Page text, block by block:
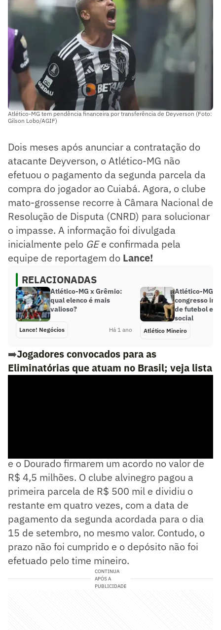
Atlético-MG tem pendência financeira por transferência de Deyverson (Foto:
Gilson Lobo/AGIF)
Dois meses após anunciar a contratação do
atacante Deyverson, o Atlético-MG não
efetuou o pagamento da segunda parcela da
compra do jogador ao Cuiabá. Agora, o clube
mato-grossense recorre à Câmara Nacional de
Resolução de Disputa (CNRD) para solucionar
o impasse. A informação foi divulgada
inicialmente pelo GEe confirmada pela
equipe de reportagem do Lance!
RELACIONADAS
Atlético-MG x Grêmio:
qual elenco é mais
valioso?
Lance! Negócios Há 1 ano
Atlético-MG
congresso
de futebol e
social
Atlético Mineiro
➡️Jogadores convocados para as
Eliminatórias que atuam no Brasil; veja lista
e o Dourado firmarem um acordo no valor de
R$ 4,5 milhões. O clube alvinegro pagou a
primeira parcela de R$ 500 mil e dividiu o
restante em quatro vezes, com a data de
pagamento da segunda acordada para o dia
15 de setembro, no mesmo valor. Contudo, o
prazo não foi cumprido e o depósito não foi
efetuado pelo time mineiro.
CONTINUA
APÓS A
PUBLICIDADE